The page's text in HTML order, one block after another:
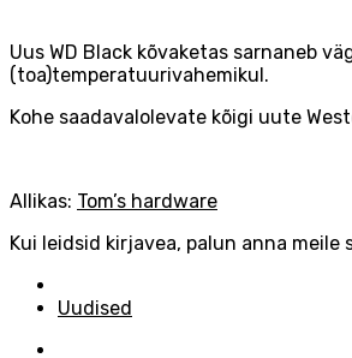
Uus WD Black kõvaketas sarnaneb
(toa)temperatuurivahemikul.
Kohe saadavalolevate kõigi uute
Allikas: Tom’s hardware
Kui leidsid kirjavea, palun anna
in
Uudised